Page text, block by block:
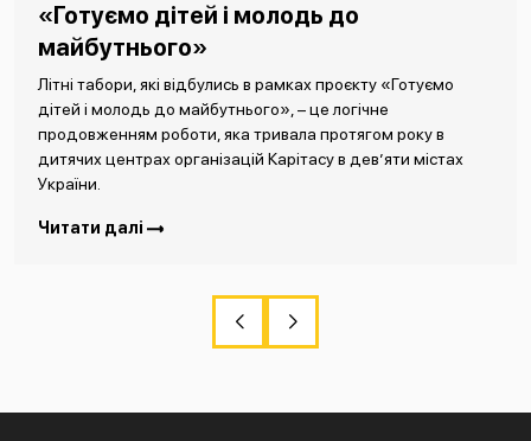
«Готуємо дітей і молодь до
майбутнього»
Літні табори, які відбулись в рамках проєкту «Готуємо
дітей і молодь до майбутнього», – це логічне
продовженням роботи, яка тривала протягом року в
дитячих центрах організацій Карітасу в дев’яти містах
України.
Читати далі